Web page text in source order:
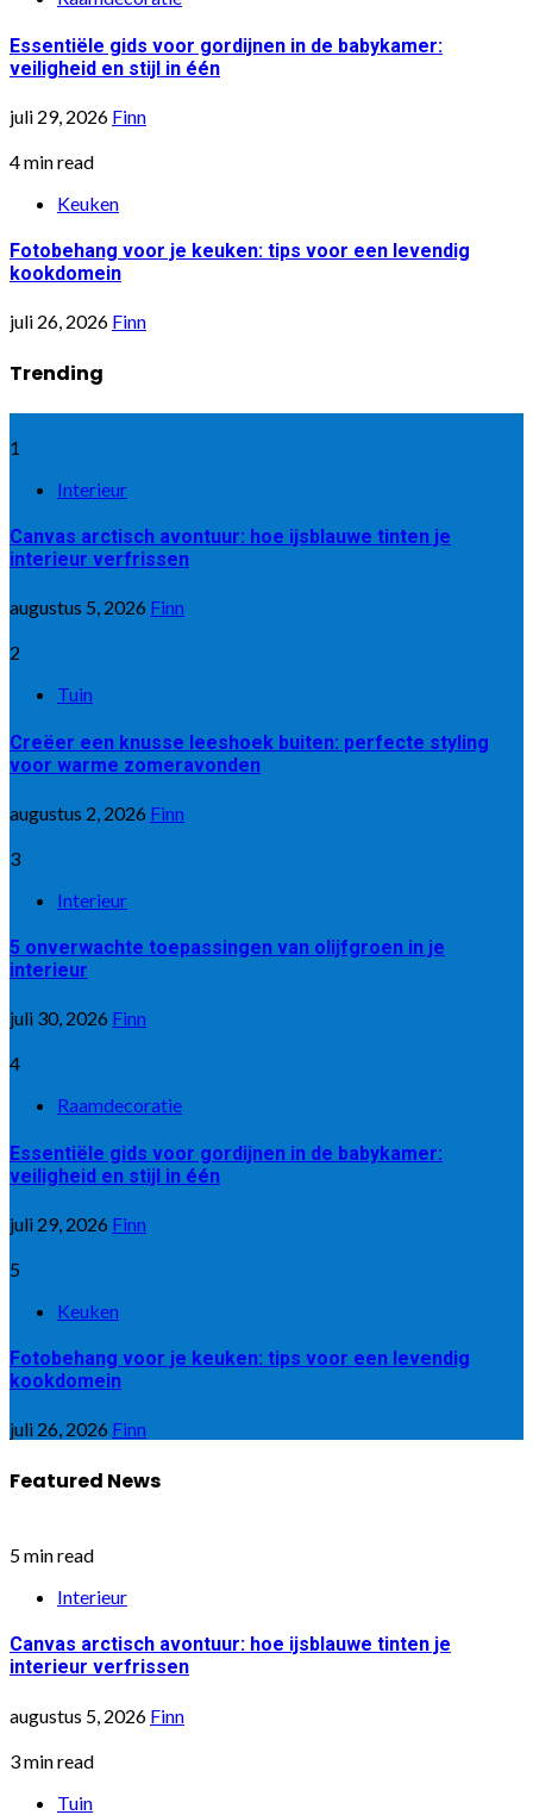
Essentiële gids voor gordijnen in de babykamer:
veiligheid en stijl in één
juli 29, 2026 Finn
4 min read
Keuken
Fotobehang voor je keuken: tips voor een levendig
kookdomein
juli 26, 2026 Finn
Trending
1
Interieur
Canvas arctisch avontuur: hoe ijsblauwe tinten je
interieur verfrissen
augustus 5, 2026 Finn
2
Tuin
Creëer een knusse leeshoek buiten: perfecte styling
voor warme zomeravonden
augustus 2, 2026 Finn
3
Interieur
5 onverwachte toepassingen van olijfgroen in je
interieur
juli 30, 2026 Finn
4
Raamdecoratie
Essentiële gids voor gordijnen in de babykamer:
veiligheid en stijl in één
juli 29, 2026 Finn
5
Keuken
Fotobehang voor je keuken: tips voor een levendig
kookdomein
juli 26, 2026 Finn
Featured News
5 min read
Interieur
Canvas arctisch avontuur: hoe ijsblauwe tinten je
interieur verfrissen
augustus 5, 2026 Finn
3 min read
Tuin